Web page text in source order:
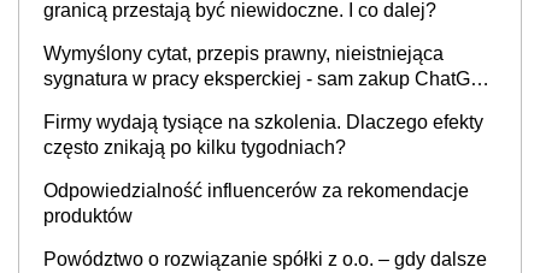
granicą przestają być niewidoczne. I co dalej?
Wymyślony cytat, przepis prawny, nieistniejąca
sygnatura w pracy eksperckiej - sam zakup ChatGPT
Firmy wydają tysiące na szkolenia. Dlaczego efekty
często znikają po kilku tygodniach?
Odpowiedzialność influencerów za rekomendacje
produktów
Powództwo o rozwiązanie spółki z o.o. – gdy dalsze